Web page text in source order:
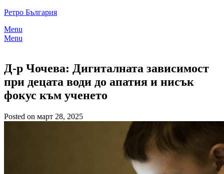
Skip
content
Ретро България
Menu
Menu
Д-р Чочева: Дигиталната зависимост
при децата води до апатия и нисък
фокус към ученето
Posted on март 28, 2025